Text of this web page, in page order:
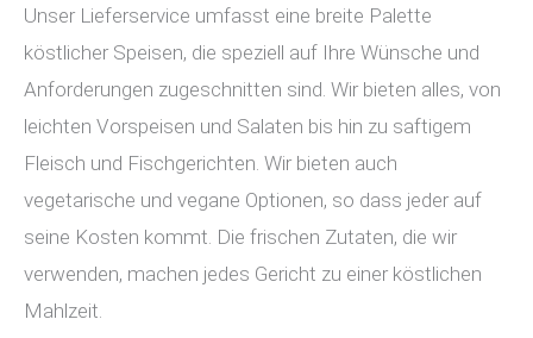
Unser Lieferservice umfasst eine breite Palette
köstlicher Speisen, die speziell auf Ihre Wünsche und
Anforderungen zugeschnitten sind. Wir bieten alles, von
leichten Vorspeisen und Salaten bis hin zu saftigem
Fleisch und Fischgerichten. Wir bieten auch
vegetarische und vegane Optionen, so dass jeder auf
seine Kosten kommt. Die frischen Zutaten, die wir
verwenden, machen jedes Gericht zu einer köstlichen
Mahlzeit.